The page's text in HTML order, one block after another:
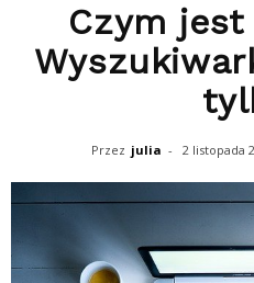
Czym jest
Przez julia - 2 listopada